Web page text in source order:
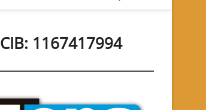
CIB: 1167417994